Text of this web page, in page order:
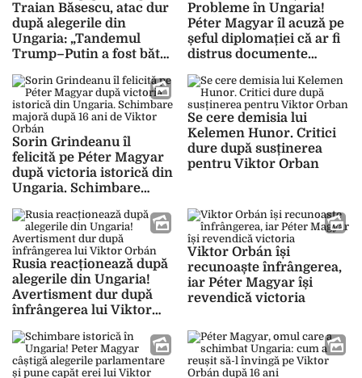
Traian Băsescu, atac dur
după alegerile din
Ungaria: „Tandemul
Trump–Putin a fost bătut
Probleme în Ungaria!
Péter Magyar îl acuză pe
șeful diplomației că ar fi
distrus documente
Sorin Grindeanu îl
felicită pe Péter Magyar
după victoria istorică din
Ungaria. Schimbare
Viktor Orbán
Se cere demisia lui
Kelemen Hunor. Critici
dure după susținerea
pentru Viktor Orban
Rusia reacționează după
alegerile din Ungaria!
Avertisment dur după
înfrângerea lui Viktor
Viktor Orbán își
recunoaște înfrângerea,
iar Péter Magyar își
revendică victoria